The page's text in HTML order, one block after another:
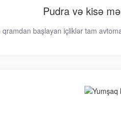
Pudra və kisə
qramdan başlayan içliklər tam